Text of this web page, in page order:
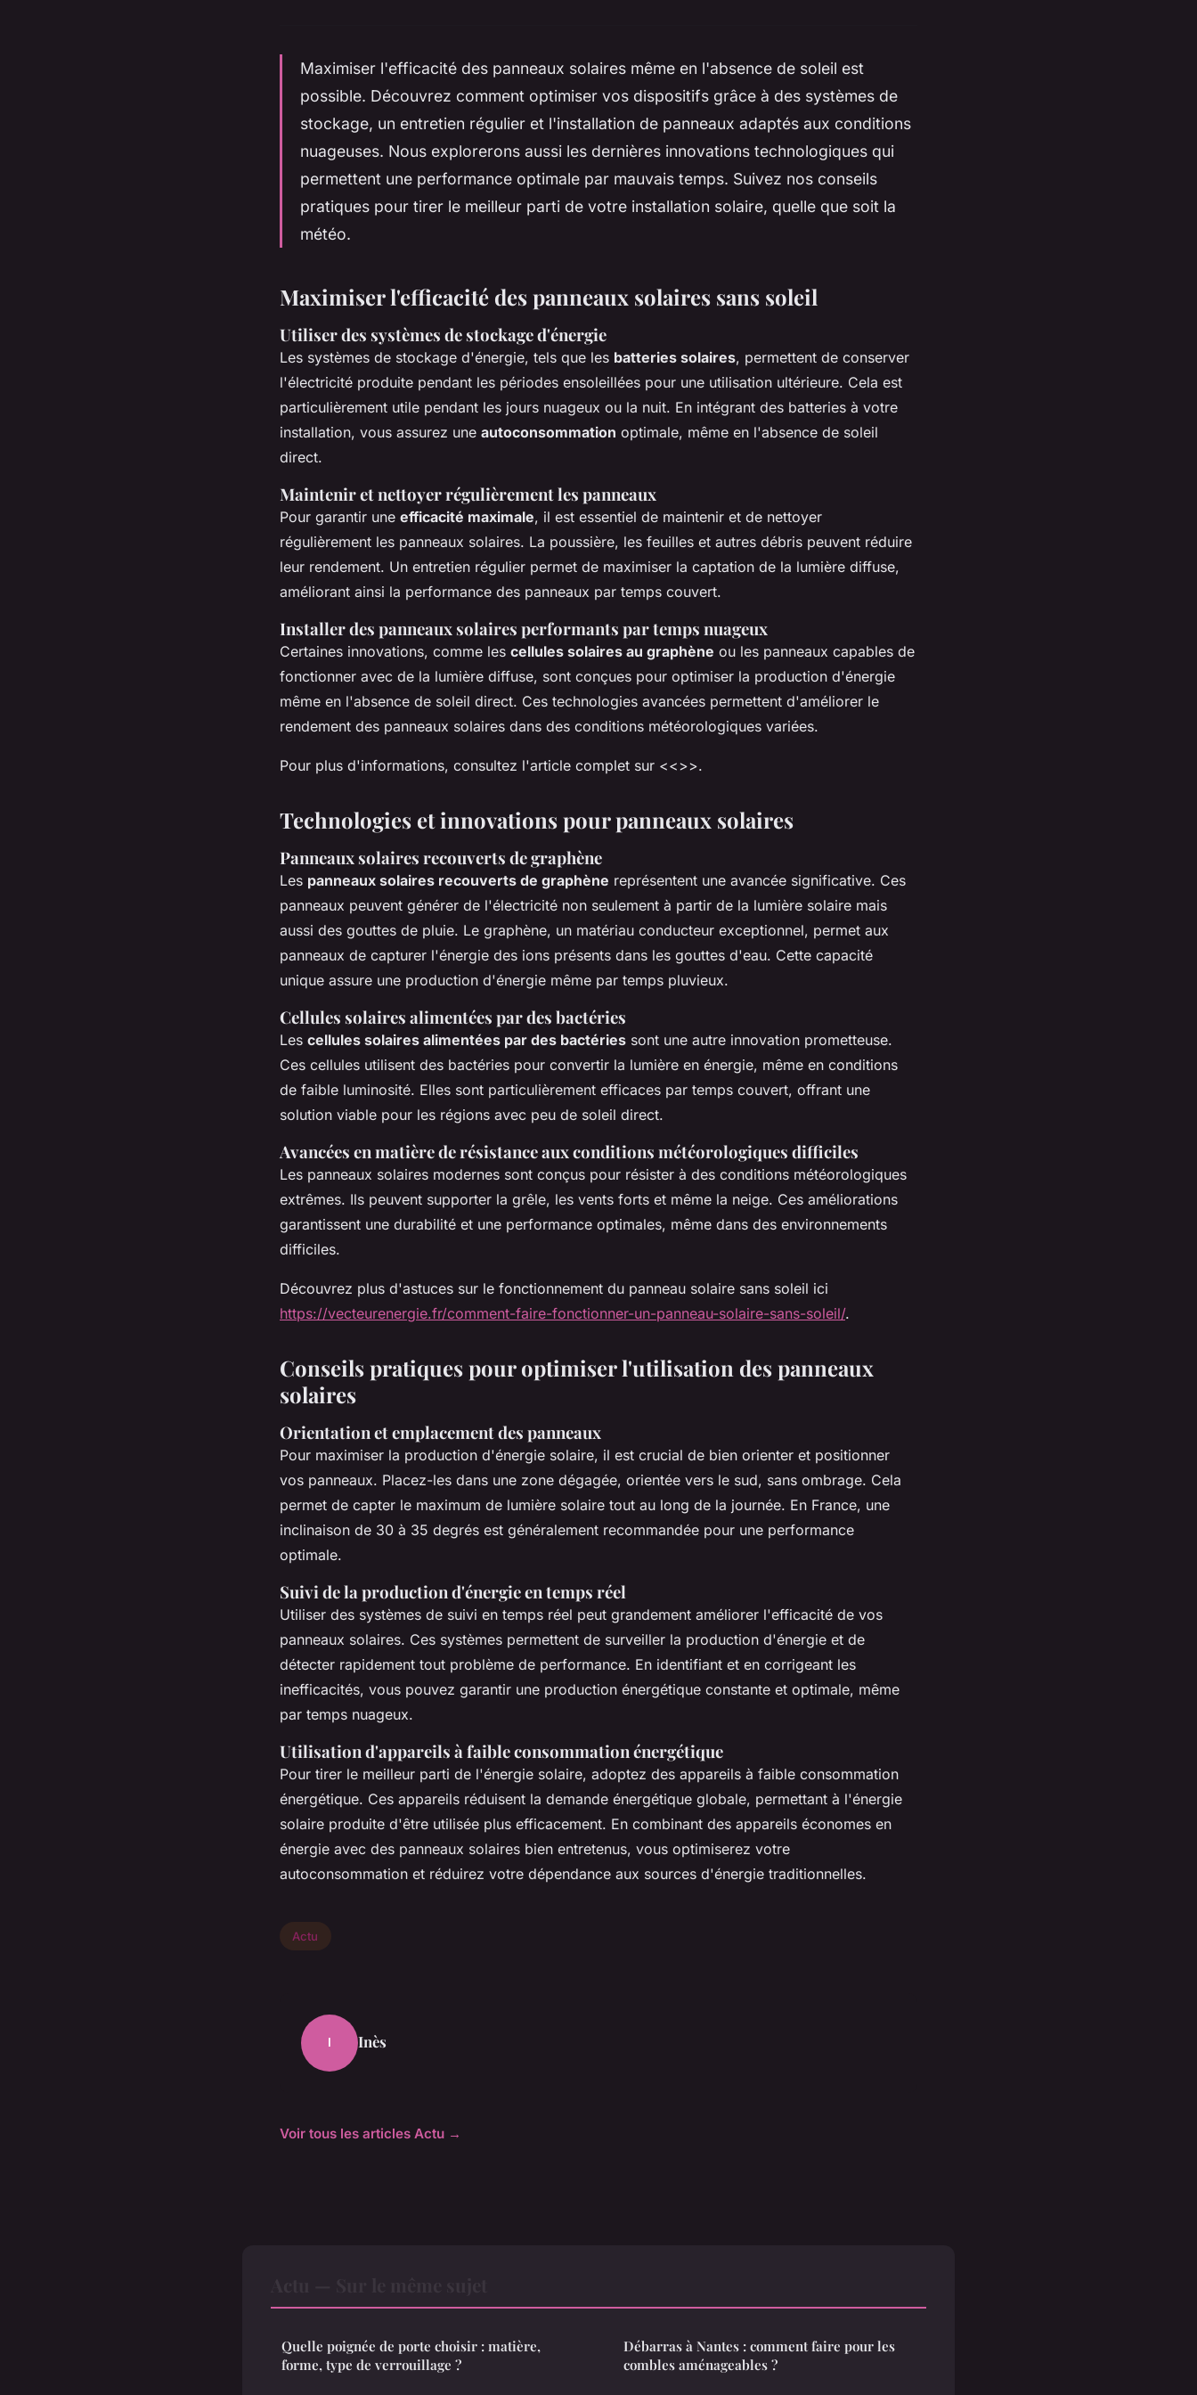
Maximiser l'efficacité des panneaux solaires même en l'absence de soleil est
possible. Découvrez comment optimiser vos dispositifs grâce à des systèmes de
stockage, un entretien régulier et l'installation de panneaux adaptés aux conditions
nuageuses. Nous explorerons aussi les dernières innovations technologiques qui
permettent une performance optimale par mauvais temps. Suivez nos conseils
pratiques pour tirer le meilleur parti de votre installation solaire, quelle que soit la
météo.
Maximiser l'efficacité des panneaux solaires sans soleil
Utiliser des systèmes de stockage d'énergie
Les systèmes de stockage d'énergie, tels que les batteries solaires, permettent de conserver
l'électricité produite pendant les périodes ensoleillées pour une utilisation ultérieure. Cela est
particulièrement utile pendant les jours nuageux ou la nuit. En intégrant des batteries à votre
installation, vous assurez une autoconsommation optimale, même en l'absence de soleil
direct.
Maintenir et nettoyer régulièrement les panneaux
Pour garantir une efficacité maximale, il est essentiel de maintenir et de nettoyer
régulièrement les panneaux solaires. La poussière, les feuilles et autres débris peuvent réduire
leur rendement. Un entretien régulier permet de maximiser la captation de la lumière diffuse,
améliorant ainsi la performance des panneaux par temps couvert.
Installer des panneaux solaires performants par temps nuageux
Certaines innovations, comme les cellules solaires au graphène ou les panneaux capables de
fonctionner avec de la lumière diffuse, sont conçues pour optimiser la production d'énergie
même en l'absence de soleil direct. Ces technologies avancées permettent d'améliorer le
rendement des panneaux solaires dans des conditions météorologiques variées.
Pour plus d'informations, consultez l'article complet sur <<>>.
Technologies et innovations pour panneaux solaires
Panneaux solaires recouverts de graphène
Les panneaux solaires recouverts de graphène représentent une avancée significative. Ces
panneaux peuvent générer de l'électricité non seulement à partir de la lumière solaire mais
aussi des gouttes de pluie. Le graphène, un matériau conducteur exceptionnel, permet aux
panneaux de capturer l'énergie des ions présents dans les gouttes d'eau. Cette capacité
unique assure une production d'énergie même par temps pluvieux.
Cellules solaires alimentées par des bactéries
Les cellules solaires alimentées par des bactéries sont une autre innovation prometteuse.
Ces cellules utilisent des bactéries pour convertir la lumière en énergie, même en conditions
de faible luminosité. Elles sont particulièrement efficaces par temps couvert, offrant une
solution viable pour les régions avec peu de soleil direct.
Avancées en matière de résistance aux conditions météorologiques difficiles
Les panneaux solaires modernes sont conçus pour résister à des conditions météorologiques
extrêmes. Ils peuvent supporter la grêle, les vents forts et même la neige. Ces améliorations
garantissent une durabilité et une performance optimales, même dans des environnements
difficiles.
Découvrez plus d'astuces sur le fonctionnement du panneau solaire sans soleil ici
https://vecteurenergie.fr/comment-faire-fonctionner-un-panneau-solaire-sans-soleil/.
Conseils pratiques pour optimiser l'utilisation des panneaux
solaires
Orientation et emplacement des panneaux
Pour maximiser la production d'énergie solaire, il est crucial de bien orienter et positionner
vos panneaux. Placez-les dans une zone dégagée, orientée vers le sud, sans ombrage. Cela
permet de capter le maximum de lumière solaire tout au long de la journée. En France, une
inclinaison de 30 à 35 degrés est généralement recommandée pour une performance
optimale.
Suivi de la production d'énergie en temps réel
Utiliser des systèmes de suivi en temps réel peut grandement améliorer l'efficacité de vos
panneaux solaires. Ces systèmes permettent de surveiller la production d'énergie et de
détecter rapidement tout problème de performance. En identifiant et en corrigeant les
inefficacités, vous pouvez garantir une production énergétique constante et optimale, même
par temps nuageux.
Utilisation d'appareils à faible consommation énergétique
Pour tirer le meilleur parti de l'énergie solaire, adoptez des appareils à faible consommation
énergétique. Ces appareils réduisent la demande énergétique globale, permettant à l'énergie
solaire produite d'être utilisée plus efficacement. En combinant des appareils économes en
énergie avec des panneaux solaires bien entretenus, vous optimiserez votre
autoconsommation et réduirez votre dépendance aux sources d'énergie traditionnelles.
Actu
I Inès
Voir tous les articles Actu →
Quelle poignée de porte choisir : matière,
forme, type de verrouillage ?
Débarras à Nantes : comment faire pour les
combles aménageables ?